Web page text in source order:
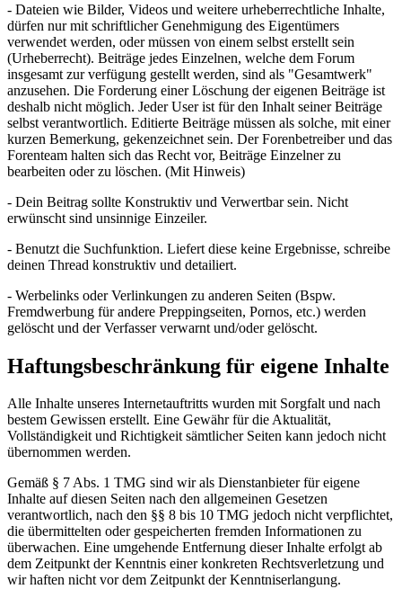
- Dateien wie Bilder, Videos und weitere urheberrechtliche Inhalte,
dürfen nur mit schriftlicher Genehmigung des Eigentümers
verwendet werden, oder müssen von einem selbst erstellt sein
(Urheberrecht). Beiträge jedes Einzelnen, welche dem Forum
insgesamt zur verfügung gestellt werden, sind als "Gesamtwerk"
anzusehen. Die Forderung einer Löschung der eigenen Beiträge ist
deshalb nicht möglich. Jeder User ist für den Inhalt seiner Beiträge
selbst verantwortlich. Editierte Beiträge müssen als solche, mit einer
kurzen Bemerkung, gekenzeichnet sein. Der Forenbetreiber und das
Forenteam halten sich das Recht vor, Beiträge Einzelner zu
bearbeiten oder zu löschen. (Mit Hinweis)
- Dein Beitrag sollte Konstruktiv und Verwertbar sein. Nicht
erwünscht sind unsinnige Einzeiler.
- Benutzt die Suchfunktion. Liefert diese keine Ergebnisse, schreibe
deinen Thread konstruktiv und detailiert.
- Werbelinks oder Verlinkungen zu anderen Seiten (Bspw.
Fremdwerbung für andere Preppingseiten, Pornos, etc.) werden
gelöscht und der Verfasser verwarnt und/oder gelöscht.
Haftungsbeschränkung für eigene Inhalte
Alle Inhalte unseres Internetauftritts wurden mit Sorgfalt und nach
bestem Gewissen erstellt. Eine Gewähr für die Aktualität,
Vollständigkeit und Richtigkeit sämtlicher Seiten kann jedoch nicht
übernommen werden.
Gemäß § 7 Abs. 1 TMG sind wir als Dienstanbieter für eigene
Inhalte auf diesen Seiten nach den allgemeinen Gesetzen
verantwortlich, nach den §§ 8 bis 10 TMG jedoch nicht verpflichtet,
die übermittelten oder gespeicherten fremden Informationen zu
überwachen. Eine umgehende Entfernung dieser Inhalte erfolgt ab
dem Zeitpunkt der Kenntnis einer konkreten Rechtsverletzung und
wir haften nicht vor dem Zeitpunkt der Kenntniserlangung.